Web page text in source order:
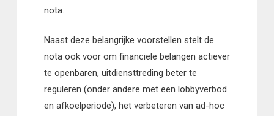
nota.
Naast deze belangrijke voorstellen stelt de
nota ook voor om financiële belangen actiever
te openbaren, uitdiensttreding beter te
reguleren (onder andere met een lobbyverbod
en afkoelperiode), het verbeteren van ad-hoc